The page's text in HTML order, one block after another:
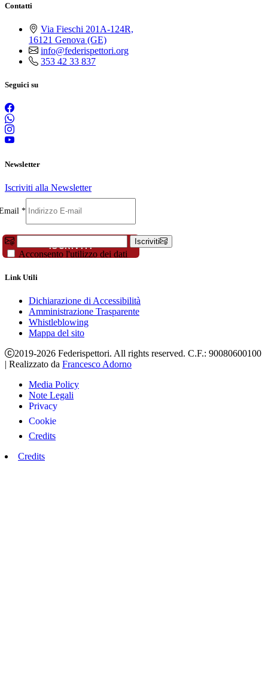
Contatti
Via Fieschi 201A-124R,
16121 Genova (GE)
info@federispettori.org
353 42 33 837
Seguici su
Newsletter
Iscriviti alla Newsletter
*
ISCRIVITI
Iscriviti
Acconsento l'utilizzo dei dati
Link Utili
Dichiarazione di Accessibilità
Amministrazione Trasparente
Whistleblowing
Mappa del sito
2019-2026 Federispettori. All rights reserved. C.F.: 90080600100
| Realizzato da Francesco Adorno
Media Policy
Note Legali
Privacy
Cookie
Credits
Credits